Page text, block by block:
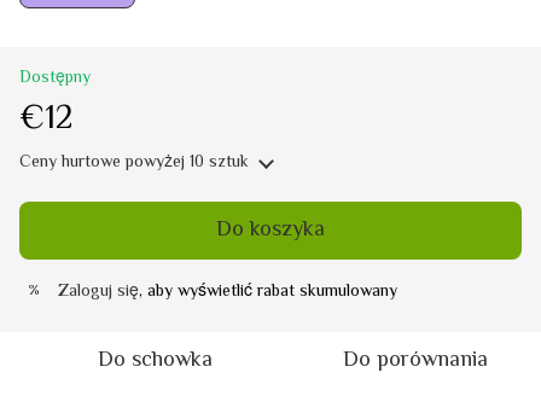
Dostępny
€12
Ceny hurtowepowyżej 10 sztuk
Do koszyka
% Zaloguj się, aby wyświetlić rabat skumulowany
Do schowka Do porównania